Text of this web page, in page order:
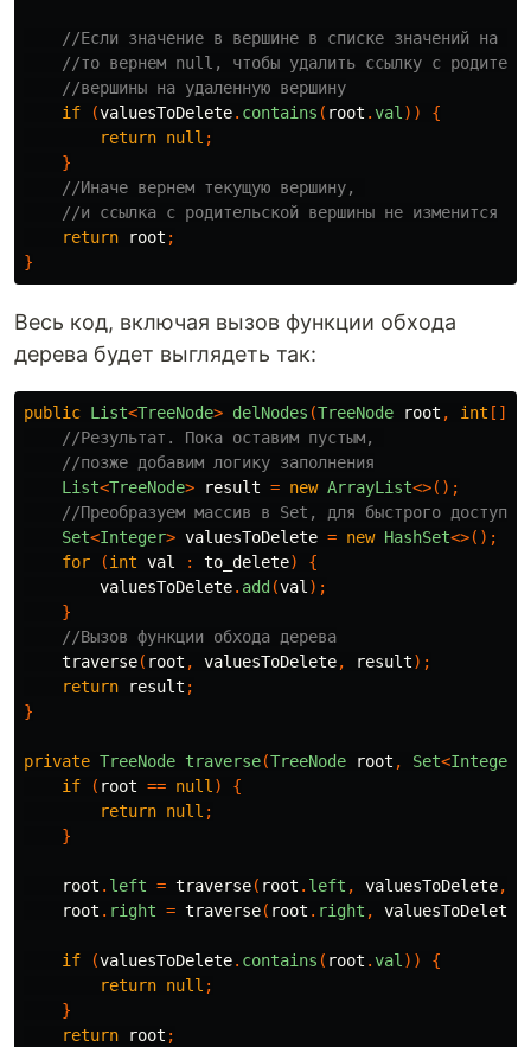
//Если значение в вершине в списке значений на
//то вернем null, чтобы удалить ссылку с
//вершины на удаленную вершину
if
(valuesToDelete. contains ( root .val))
{
return null ;
}
//Иначе вернем текущую вершину,
//и ссылка с родительской вершины не изменится
return
root ;
}
Весь код, включая вызов функции обхода
дерева будет выглядеть так:
public List<TreeNode> delNodes (TreeNode root , int []
//Результат. Пока оставим пустым,
//позже добавим логику заполнения
List<TreeNode> result = new ArrayList<>();
//Преобразуем массив в Set, для быстрого доступа
Set<Integer> valuesToDelete = new HashSet<>();
for
(int val : to_delete)
{
valuesToDelete. add (val);
}
//Вызов функции обхода дерева
traverse( root , valuesToDelete, result);
return
result ;
}
private TreeNode traverse(TreeNode root , Set<Integer
if
( root == null)
{
return null ;
}
root . left = traverse( root . left , valuesToDelete,
root . right = traverse( root . right , valuesToDelete
if (valuesToDelete. contains ( root .val))
{
return null ;
}
return
root ;